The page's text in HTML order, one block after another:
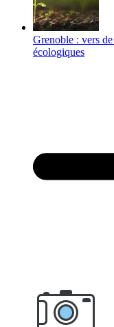
Grenoble : vers
écologiques